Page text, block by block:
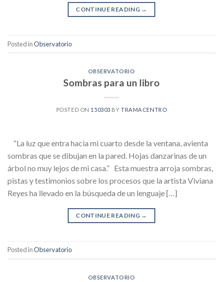
CONTINUE READING →
Posted inObservatorio
OBSERVATORIO
Sombras para un libro
POSTED ON 150303 BYTRAMACENTRO
“La luz que entra hacia mi cuarto desde la ventana, avienta
sombras que se dibujan en la pared. Hojas danzarinas de un
árbol no muy lejos de mi casa.” Esta muestra arroja sombras,
pistas y testimonios sobre los procesos que la artista Viviana
Reyes ha llevado en la búsqueda de un lenguaje […]
CONTINUE READING →
Posted inObservatorio
OBSERVATORIO